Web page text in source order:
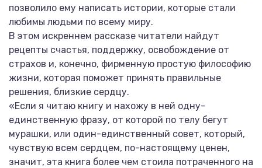
позволило ему написать истории, которые стали
любимы людьми по всему миру.
В этом искреннем рассказе читатели найдут
рецепты счастья, поддержку, освобождение от
страхов и, конечно, фирменную простую философию
жизни, которая поможет принять правильные
решения, близкие сердцу.
«Если я читаю книгу и нахожу в ней одну-
единственную фразу, от которой по телу бегут
мурашки, или один-единственный совет, который,
чувствую всем сердцем, по-настоящему ценен,
значит, эта книга более чем стоила потраченного на